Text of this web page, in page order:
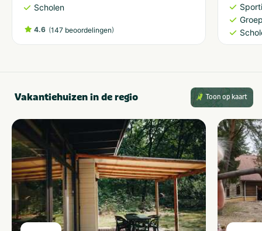
Scholen
4.6 (147 beoordelingen)
Vakantiehuizen in de regio Toon op kaart